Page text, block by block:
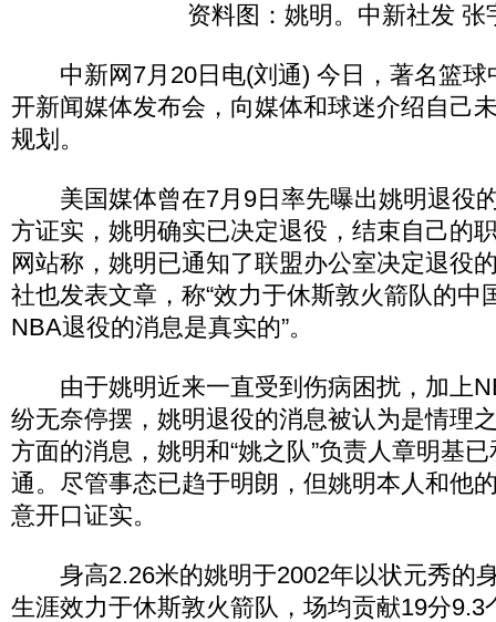
资料图：姚明。中新社发 张
中新网7月20日电(刘通) 今日，著名篮球
开新闻媒体发布会，向媒体和球迷介绍自己
规划。
美国媒体曾在7月9日率先曝出姚明退役
方证实，姚明确实已决定退役，结束自己的
网站称，姚明已通知了联盟办公室决定退役
社也发表文章，称“效力于休斯敦火箭队的中
NBA退役的消息是真实的”。
由于姚明近来一直受到伤病困扰，加上
纷无奈停摆，姚明退役的消息被认为是情理
方面的消息，姚明和“姚之队”负责人章明基
通。尽管事态已趋于明朗，但姚明本人和他
意开口证实。
身高2.26米的姚明于2002年以状元秀的
生涯效力于休斯敦火箭队，场均贡献19分9.3